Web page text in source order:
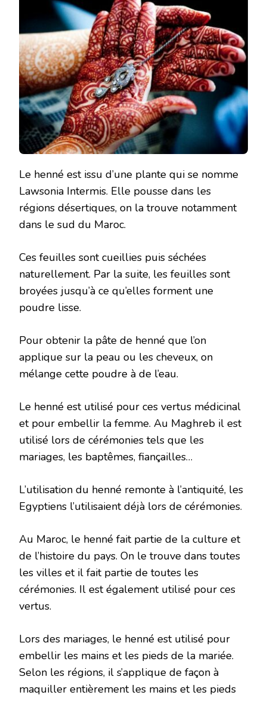
Le henné est issu d’une plante qui se nomme
Lawsonia Intermis. Elle pousse dans les
régions désertiques, on la trouve notamment
dans le sud du Maroc.
Ces feuilles sont cueillies puis séchées
naturellement. Par la suite, les feuilles sont
broyées jusqu’à ce qu’elles forment une
poudre lisse.
Pour obtenir la pâte de henné que l’on
applique sur la peau ou les cheveux, on
mélange cette poudre à de l’eau.
Le henné est utilisé pour ces vertus médicinal
et pour embellir la femme. Au Maghreb il est
utilisé lors de cérémonies tels que les
mariages, les baptêmes, fiançailles…
L’utilisation du henné remonte à l’antiquité, les
Egyptiens l’utilisaient déjà lors de cérémonies.
Au Maroc, le henné fait partie de la culture et
de l’histoire du pays. On le trouve dans toutes
les villes et il fait partie de toutes les
cérémonies. Il est également utilisé pour ces
vertus.
Lors des mariages, le henné est utilisé pour
embellir les mains et les pieds de la mariée.
Selon les régions, il s’applique de façon à
maquiller entièrement les mains et les pieds